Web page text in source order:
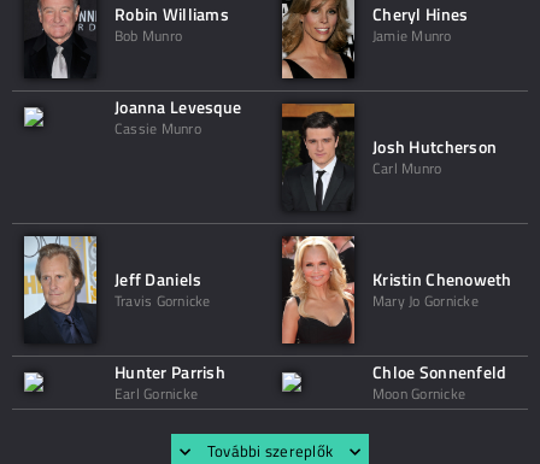
Robin Williams
Bob Munro
Cheryl Hines
Jamie Munro
Joanna Levesque
Cassie Munro
Josh Hutcherson
Carl Munro
Jeff Daniels
Travis Gornicke
Kristin Chenoweth
Mary Jo Gornicke
Hunter Parrish
Earl Gornicke
Chloe Sonnenfeld
Moon Gornicke
További szereplők